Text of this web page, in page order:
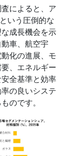
によると、ア
いう圧倒的な
成長機会を示
車、航空宇
化の進展、モ
、エネルギー
全基準と効率
の良いシステ
のです。